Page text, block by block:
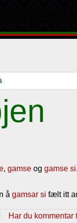
, gamse og gamse si.
å gamsar si fælt itt
Har du kommentar